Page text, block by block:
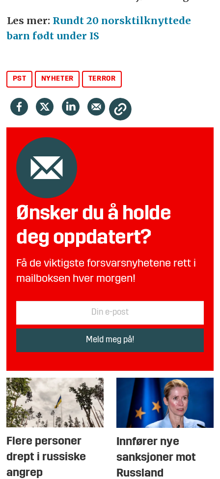
Les mer: Rundt 20 norsktilknyttede
barn født under IS
PST NYHETER TERROR
Ønsker du å holde
deg oppdatert?
Få de viktigste forsvarsnyhetene rett i
mailboksen hver morgen!
Flere personer
drept i russiske
angrep
Innfører nye
sanksjoner mot
Russland